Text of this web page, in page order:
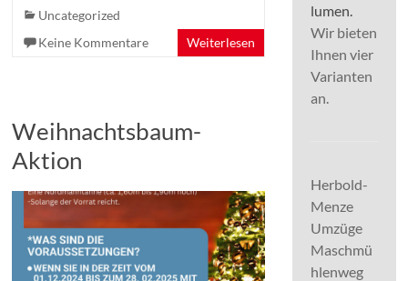
Uncategorized
Keine Kommentare
Weiterlesen
Weihnachtsbaum-
Aktion
lumen.
Wir bieten
Ihnen vier
Varianten
an.
Herbold-
Menze
Umzüge
Maschmü
hlenweg